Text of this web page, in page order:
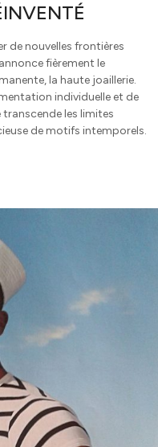
de nouvelles frontières
fièrement le
la haute joaillerie.
individuelle et de
transcende les limites
de motifs intemporels.